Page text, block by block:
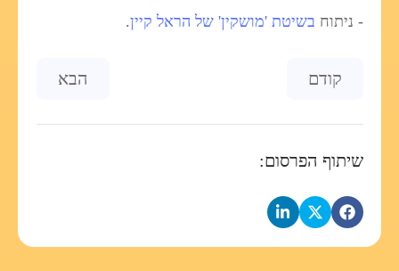
- ניתוח בשיטת 'מושקין' של הראל קיין.
Previous article: הבחירות לכנסת ה-23 מה קרה למפלגת העבודה והשמאל
קודם Next article: קורבין ינצח בבריטניה? כללי המשחק השתנו
הבא
שיתוף הפרסום: